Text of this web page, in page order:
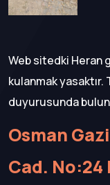
Web sitedki Heran
kulanmak
duyurusunda
Osman
Cad.